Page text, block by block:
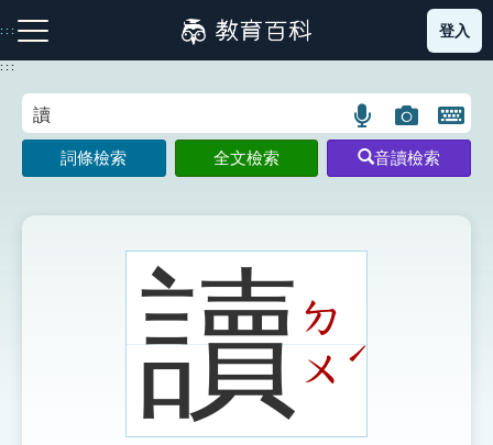
到
主
:::
注音索引圖示 筆畫索引圖示 部首索引表圖示
登入
:::
語
言
搜
示
圖
片
搜
開
鍵
圖
詞條檢索 全文檢索 音讀檢索
讀ㄉ
ㄨˊ